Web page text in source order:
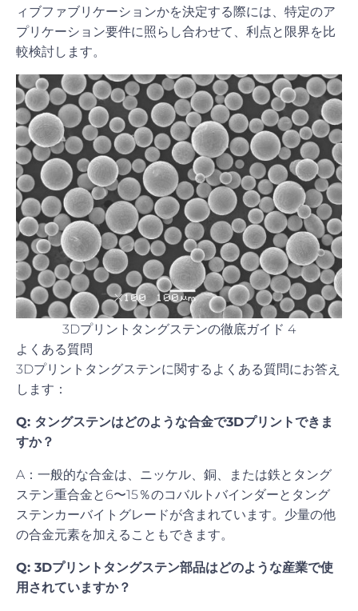
ィブファブリケーションかを決定する際には、特定のア
プリケーション要件に照らし合わせて、利点と限界を比
較検討します。
3Dプリントタングステンの徹底ガイド 4
よくある質問
3Dプリントタングステンに関するよくある質問にお答え
します：
Q: タングステンはどのような合金で3Dプリントできま
すか？
A：一般的な合金は、ニッケル、銅、または鉄とタング
ステン重合金と6〜15％のコバルトバインダーとタング
ステンカーバイトグレードが含まれています。少量の他
の合金元素を加えることもできます。
Q: 3Dプリントタングステン部品はどのような産業で使
用されていますか？